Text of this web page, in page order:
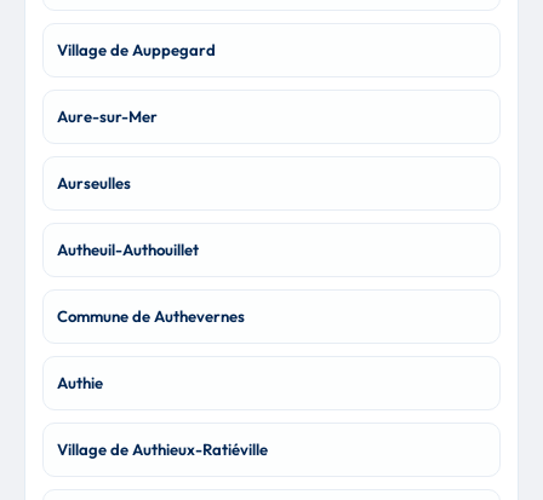
Village de Auppegard
Aure-sur-Mer
Aurseulles
Autheuil-Authouillet
Commune de Authevernes
Authie
Village de Authieux-Ratiéville